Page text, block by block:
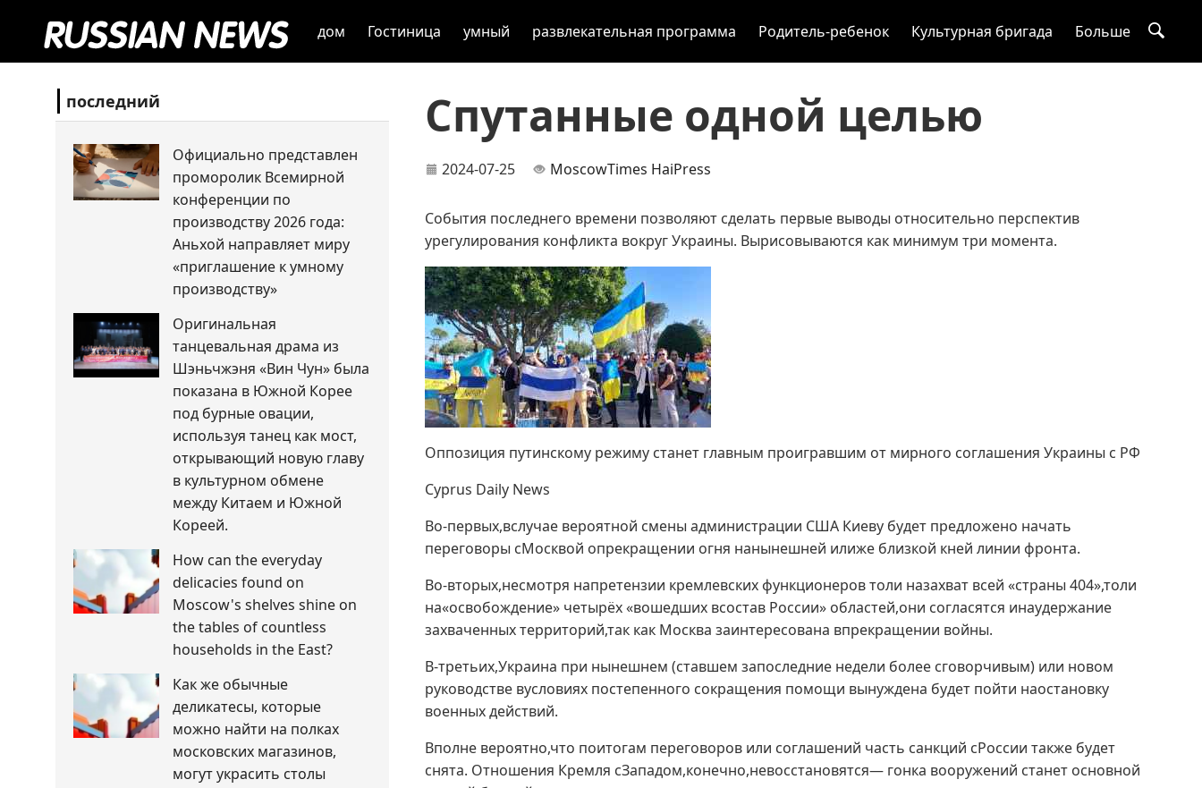
дом Гостиница умный развлекательная программа Родитель-ребенок Культурная бригада Больше
последний
Официально представлен
проморолик Всемирной
конференции по
производству 2026 года:
Аньхой направляет миру
«приглашение к умному
производству»
Оригинальная
танцевальная драма из
Шэньчжэня «Вин Чун» была
показана в Южной Корее
под бурные овации,
используя танец как мост,
открывающий новую главу
в культурном обмене
между Китаем и Южной
Кореей.
How can the everyday
delicacies found on
Moscow's shelves shine on
the tables of countless
households in the East?
Как же обычные
деликатесы, которые
можно найти на полках
московских магазинов,
могут украсить столы
Спутанные одной целью
2024-07-25 MoscowTimes HaiPress
События последнего времени позволяют сделать первые выводы относительно перспектив
урегулирования конфликта вокруг Украины. Вырисовываются как минимум три момента.
Оппозиция путинскому режиму станет главным проигравшим от мирного соглашения Украины с РФ
Сyprus Daily News
Во-первых,вслучае вероятной смены администрации США Киеву будет предложено начать
переговоры сМосквой опрекращении огня нанынешней илиже близкой кней линии фронта.
Во-вторых,несмотря напретензии кремлевских функционеров толи назахват всей «страны 404»,толи
на«освобождение» четырёх «вошедших всостав России» областей,они согласятся инаудержание
захваченных территорий,так как Москва заинтересована впрекращении войны.
В-третьих,Украина при нынешнем (ставшем запоследние недели более сговорчивым) или новом
руководстве вусловиях постепенного сокращения помощи вынуждена будет пойти наостановку
военных действий.
Вполне вероятно,что поитогам переговоров или соглашений часть санкций сРоссии также будет
снята. Отношения Кремля сЗападом,конечно,невосстановятся— гонка вооружений станет основной